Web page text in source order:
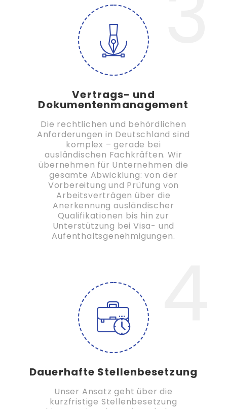
Vertrags- und
Dokumentenmanagement
Die rechtlichen und behördlichen
Anforderungen in Deutschland sind
komplex – gerade bei
ausländischen Fachkräften. Wir
übernehmen für Unternehmen die
gesamte Abwicklung: von der
Vorbereitung und Prüfung von
Arbeitsverträgen über die
Anerkennung ausländischer
Qualifikationen bis hin zur
Unterstützung bei Visa- und
Aufenthaltsgenehmigungen.
Dauerhafte Stellenbesetzung
Unser Ansatz geht über die
kurzfristige Stellenbesetzung